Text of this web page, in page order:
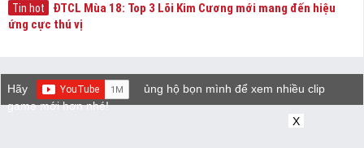
Tin hot
ĐTCL Mùa 18: Top 3 Lõi Kim Cương mới mang đến hiệu
ứng cực thú vị
Hãy
ủng hộ bọn mình để xem nhiều clip
game mới hơn nhé!
X